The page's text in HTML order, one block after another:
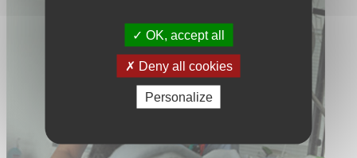
OK, accept all
Deny all cookies
Personalize